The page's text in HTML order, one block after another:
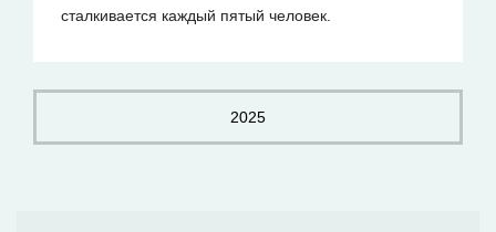
сталкивается каждый пятый человек.
2025